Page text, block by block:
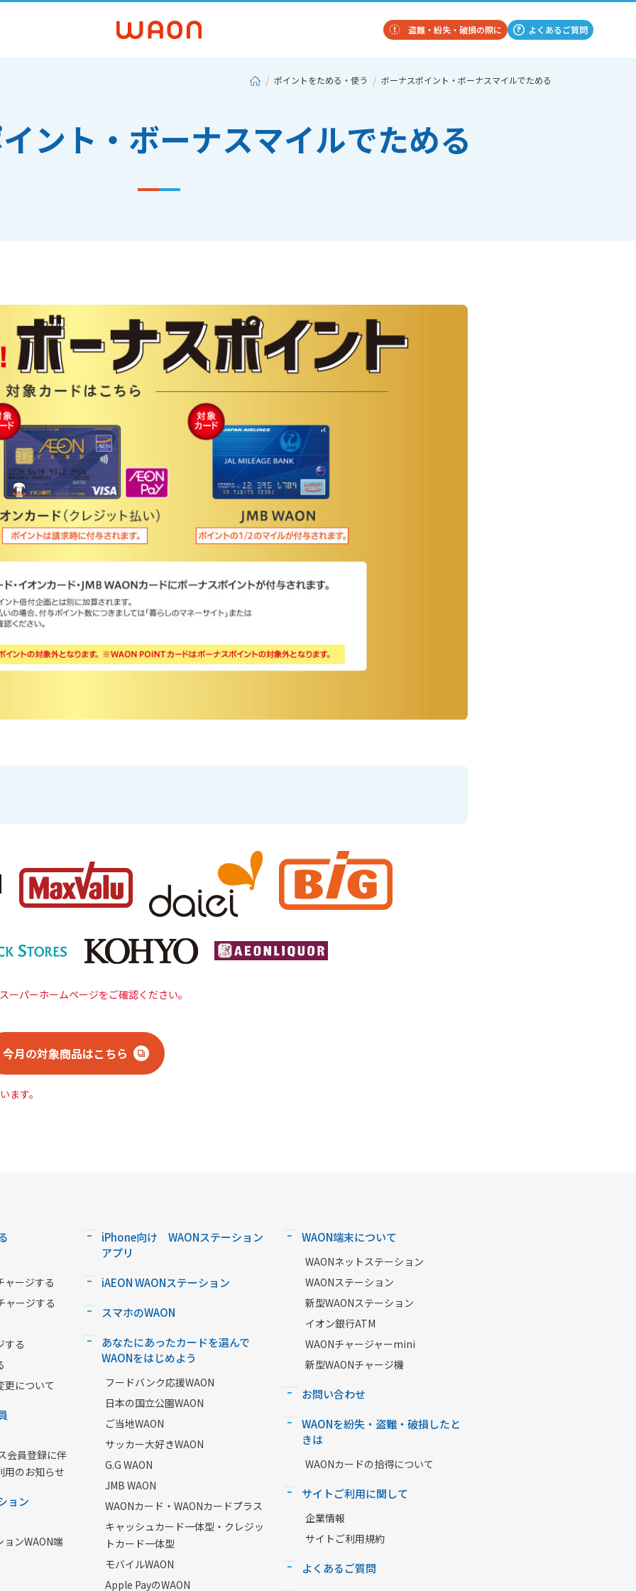
盗難・紛失・破損の際に よくあるご質問
ポイントをためる・使う ボーナスポイント・ボーナスマイルでためる
ント・ボーナスマイルでためる
パーホームページをご確認ください。
今月の対象商品はこちら
ます。
ャージする
ャージする
する
更について
会員登録に伴
用のお知らせ
ョン
ンWAON端
iPhone向け WAONステーション
アプリ
iAEON WAONステーション
スマホのWAON
あなたにあったカードを選んで
WAONをはじめよう
フードバンク応援WAON
日本の国立公園WAON
ご当地WAON
サッカー大好きWAON
G.G WAON
JMB WAON
WAONカード・WAONカードプラス
キャッシュカード一体型・クレジッ
トカード一体型
モバイルWAON
Apple PayのWAON
WAON端末について
WAONネットステーション
WAONステーション
新型WAONステーション
イオン銀行ATM
WAONチャージャーmini
新型WAONチャージ機
お問い合わせ
WAONを紛失・盗難・破損したと
きは
WAONカードの拾得について
サイトご利用に関して
企業情報
サイトご利用規約
よくあるご質問